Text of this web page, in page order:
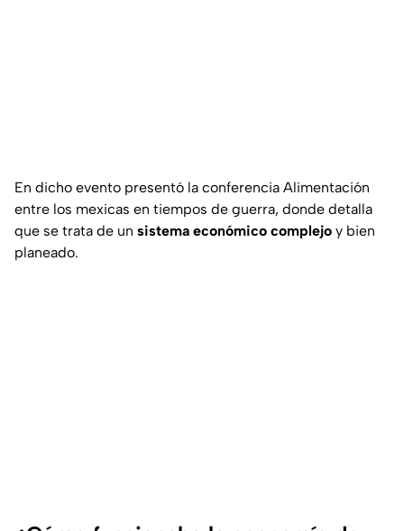
En dicho evento presentó la conferencia Alimentación
entre los mexicas en tiempos de guerra, donde detalla
que se trata de un sistema económico complejo y bien
planeado.